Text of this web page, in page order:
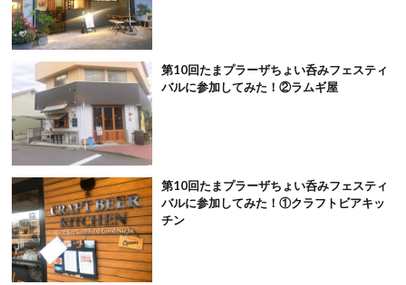
第10回たまプラーザちょい呑みフェスティ
バルに参加してみた！②ラムギ屋
第10回たまプラーザちょい呑みフェスティ
バルに参加してみた！①クラフトビアキッ
チン